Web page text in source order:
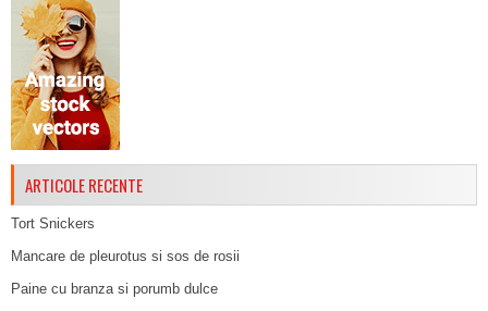
ARTICOLE RECENTE
Tort Snickers
Mancare de pleurotus si sos de rosii
Paine cu branza si porumb dulce